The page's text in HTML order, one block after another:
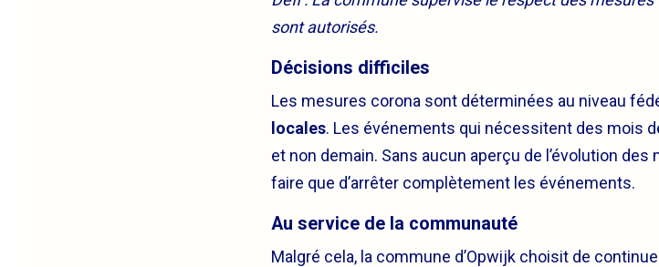
sont autorisés.
Décisions difficiles
Les mesures corona sont déterminées au niveau
locales. Les événements qui nécessitent des mois
et non demain. Sans aucun aperçu de l’évolution
faire que d’arrêter complètement les événements.
Au service de la communauté
Malgré cela, la commune d’Opwijk choisit de